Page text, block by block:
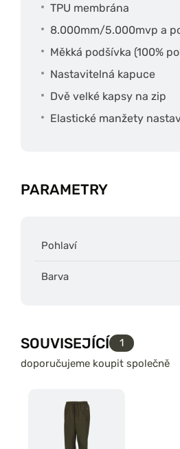
TPU membrána
8.000mm/5.000mvp a
Měkká podšívka (100%
Nastavitelná kapuce
Dvě velké kapsy na zip
Elastické manžety
PARAMETRY
Pohlaví
Barva
SOUVISEJÍCÍ
1
doporučujeme koupit společně